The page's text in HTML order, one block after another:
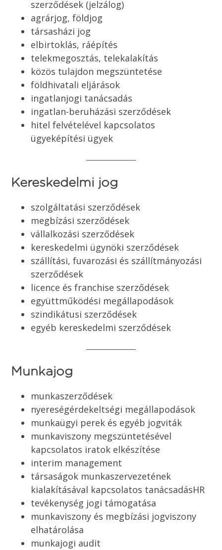
szerződések (jelzálog)
agrárjog, földjog
társasházi jog
elbirtoklás, ráépítés
telekmegosztás, telekalakítás
közös tulajdon megszüntetése
földhivatali eljárások
ingatlanjogi tanácsadás
ingatlan-beruházási szerződések
hitel felvételével kapcsolatos
ügyeképítési ügyek
Kereskedelmi jog
szolgáltatási szerződések
megbízási szerződések
vállalkozási szerződések
kereskedelmi ügynöki szerződések
szállítási, fuvarozási és szállítmányozási
szerződések
licence és franchise szerződések
együttműködési megállapodások
szindikátusi szerződések
egyéb kereskedelmi szerződések
Munkajog
munkaszerződések
nyereségérdekeltségi megállapodások
munkaügyi perek és egyéb jogviták
munkaviszony megszüntetésével
kapcsolatos iratok elkészítése
interim management
társaságok munkaszervezetének
kialakításával kapcsolatos tanácsadásHR
tevékenység jogi támogatása
munkaviszony és megbízási jogviszony
elhatárolása
munkajogi audit